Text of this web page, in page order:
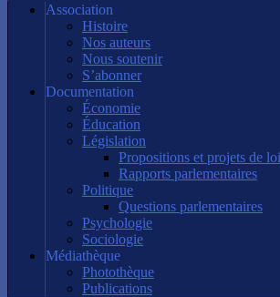
Association
Histoire
Nos auteurs
Nous soutenir
S’abonner
Documentation
Économie
Éducation
Législation
Propositions et projets de loi
Rapports parlementaires
Politique
Questions parlementaires
Psychologie
Sociologie
Médiathèque
Photothèque
Publications